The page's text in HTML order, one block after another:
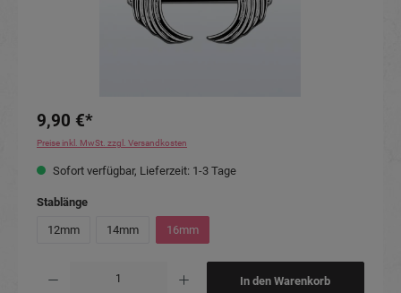
9,90 €*
Preise inkl. MwSt. zzgl. Versandkosten
Sofort verfügbar, Lieferzeit: 1-3 Tage
Stablängeauswählen
12mm 14mm 16mm
In den Warenkorb